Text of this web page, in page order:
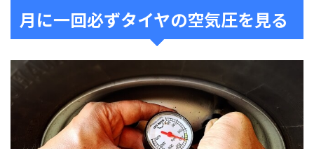
月に一回必ずタイヤの空気圧を見る